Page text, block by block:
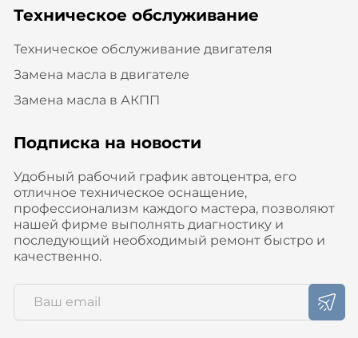
Техническое обслуживание
Техническое обслуживание двигателя
Замена масла в двигателе
Замена масла в АКПП
Подписка на новости
Удобный рабочий график автоцентра, его
отличное техническое оснащение,
профессионализм каждого мастера, позволяют
нашей фирме выполнять диагностику и
последующий необходимый ремонт быстро и
качественно.